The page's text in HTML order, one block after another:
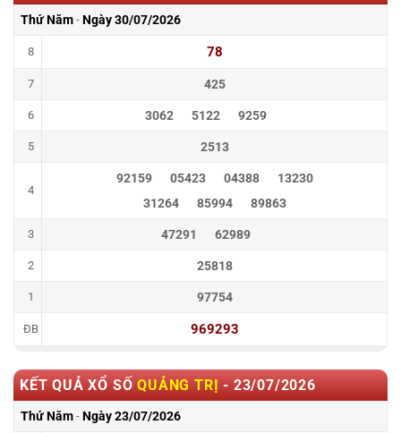
Thứ Năm-Ngày30/07/2026
8 78
7 425
6 3062 5122 9259
5 2513
4
92159 05423 04388
13230
31264
85994 89863
3 47291 62989
2 25818
1 97754
ĐB 969293
KẾT QUẢ XỔ SỐQUẢNG TRỊ - 23/07/2026
Thứ Năm-Ngày23/07/2026